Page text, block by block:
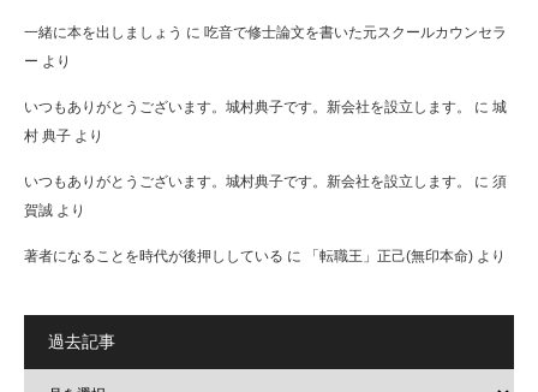
一緒に本を出しましょう に 吃音で修士論文を書いた元スクールカウンセラ
ー より
いつもありがとうございます。城村典子です。新会社を設立します。 に 城
村 典子 より
いつもありがとうございます。城村典子です。新会社を設立します。 に 須
賀誠 より
著者になることを時代が後押ししている に 「転職王」正己(無印本命) より
過去記事